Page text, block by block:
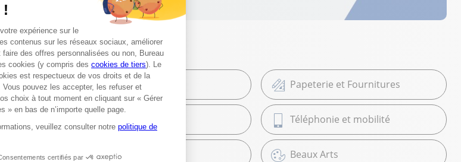
Bureautique Papeterie et Fournitures
Téléphonie et mobilité
Librairie Beaux Arts